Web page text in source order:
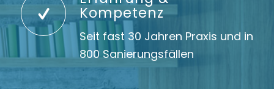
Kompetenz
Seit fast 30 Jahren Praxis und in
800 Sanierungsfällen